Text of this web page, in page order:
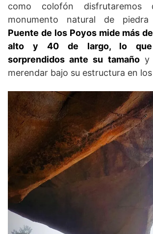
como colofón
monumento natural de
Puente de los Poyos mide más
alto y 40 de largo, lo que
sorprendidos ante su tamañoy
merendar bajo su estructura en